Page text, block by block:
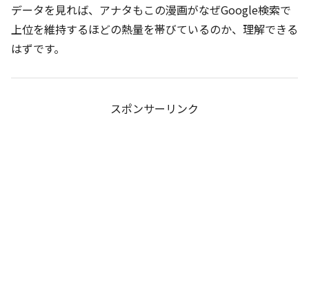
データを見れば、アナタもこの漫画がなぜGoogle検索で
上位を維持するほどの熱量を帯びているのか、理解できる
はずです。
スポンサーリンク